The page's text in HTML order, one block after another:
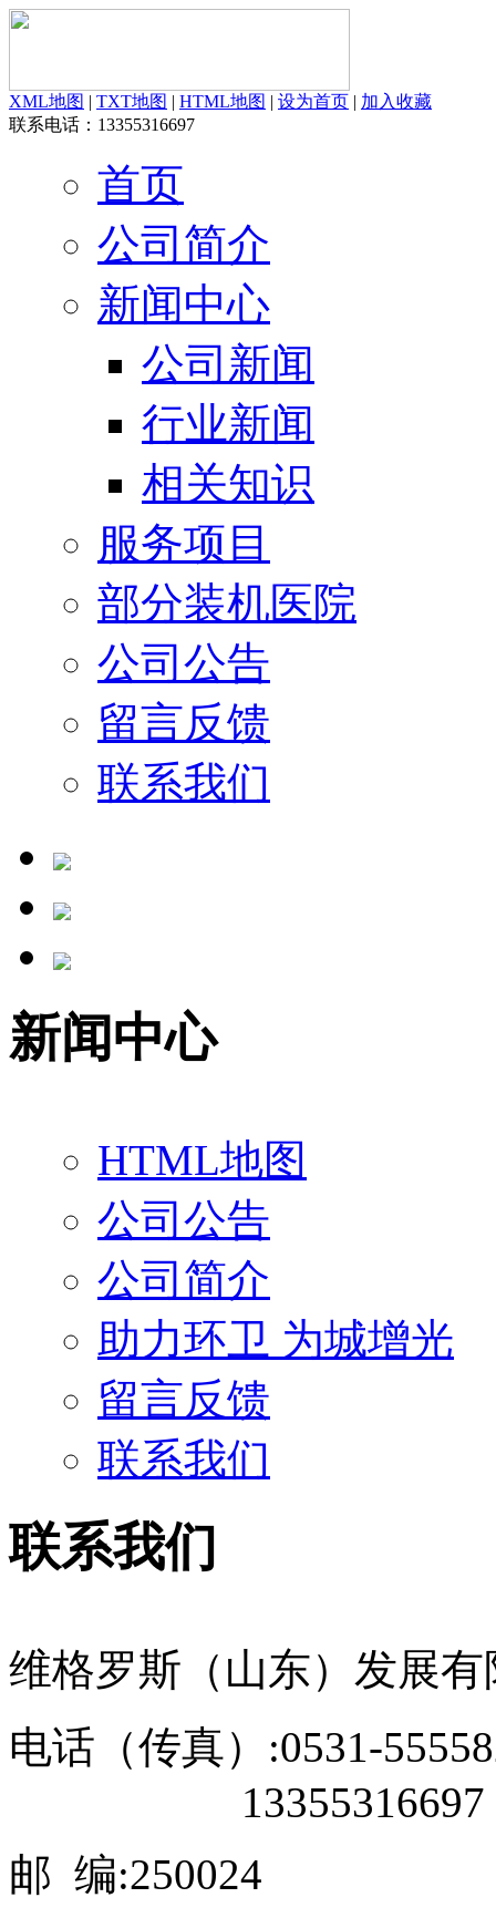
XML地图 | TXT地图 | HTML地图 | 设为首页 | 加入收藏
联系电话：13355316697
首页
公司简介
新闻中心
公司新闻
行业新闻
相关知识
服务项目
部分装机医院
公司公告
留言反馈
联系我们
新闻中心
HTML地图
公司公告
公司简介
助力环卫 为城增光
留言反馈
联系我们
联系我们
维格罗斯（山东）发展有
电话（传真）:0531-
13355316697
邮 编:250024